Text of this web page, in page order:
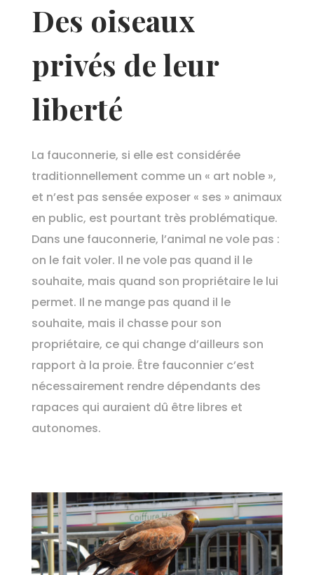
Des oiseaux
privés de leur
liberté
La fauconnerie, si elle est considérée
traditionnellement comme un « art noble »,
et n’est pas sensée exposer « ses » animaux
en public, est pourtant très problématique.
Dans une fauconnerie, l’animal ne vole pas :
on le fait voler. Il ne vole pas quand il le
souhaite, mais quand son propriétaire le lui
permet. Il ne mange pas quand il le
souhaite, mais il chasse pour son
propriétaire, ce qui change d’ailleurs son
rapport à la proie. Être fauconnier c’est
nécessairement rendre dépendants des
rapaces qui auraient dû être libres et
autonomes.